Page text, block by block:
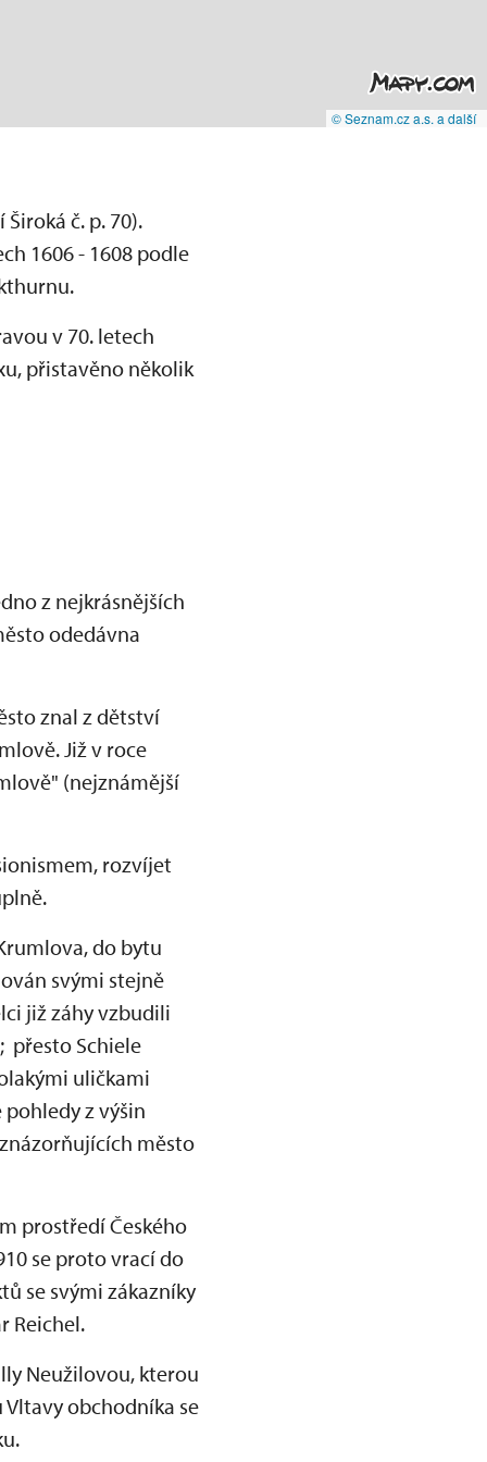
© Seznam.cz a.s. a další
č. p. 70).
1606 - 1608 podle
v 70. letech
přistavěno několik
z nejkrásnějších
odedávna
znal z dětství
Již v roce
(nejznámější
rozvíjet
do bytu
svými stejně
již záhy vzbudili
přesto Schiele
uličkami
z výšin
město
prostředí Českého
se proto vrací do
se svými zákazníky
Reichel.
Neužilovou, kterou
obchodníka se